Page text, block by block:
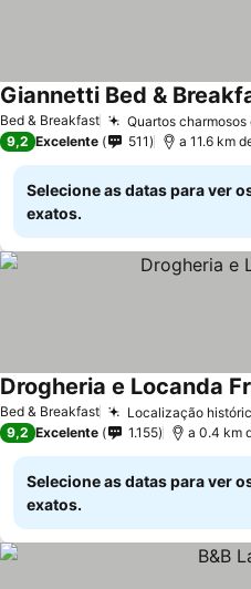
Bed & Breakfast Quartos
Giannetti Bed &
9,2 Excelente 511 a 11.6 km
Selecione as datas para ver
exatos.
Bed & Breakfast Localização
Drogheria e Locanda
9,2 Excelente 1.155 a 0.4 km
Selecione as datas para ver
exatos.